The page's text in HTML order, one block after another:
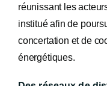
réunissant les
institué afin de
concertation et de
énergétiques.